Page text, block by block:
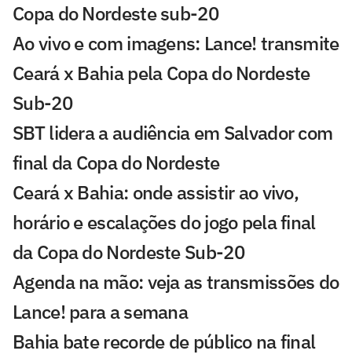
Copa do Nordeste sub-20
Ao vivo e com imagens: Lance! transmite
Ceará x Bahia pela Copa do Nordeste
Sub-20
SBT lidera a audiência em Salvador com
final da Copa do Nordeste
Ceará x Bahia: onde assistir ao vivo,
horário e escalações do jogo pela final
da Copa do Nordeste Sub-20
Agenda na mão: veja as transmissões do
Lance! para a semana
Bahia bate recorde de público na final